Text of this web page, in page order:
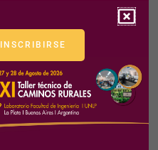
INSCRIBIRSE